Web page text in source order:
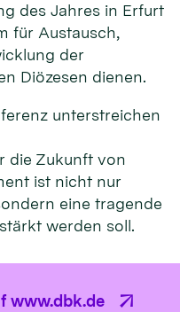
des Jahres in Erfurt
für Austausch,
der
Diözesen dienen.
unterstreichen
die Zukunft von
ist nicht nur
eine tragende
werden soll.
www.dbk.de